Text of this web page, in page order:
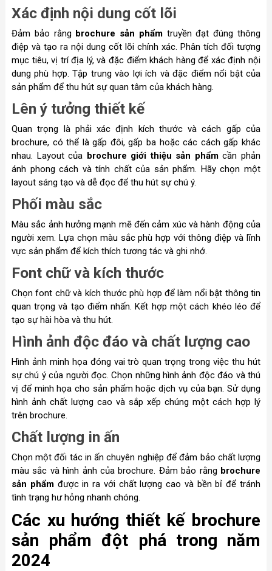
Xác định nội dung cốt lõi
Đảm bảo rằng brochure sản phẩmtruyền đạt đúng thông
điệp và tạo ra nội dung cốt lõi chính xác. Phân tích đối tượng
mục tiêu, vị trí địa lý, và đặc điểm khách hàng để xác định nội
dung phù hợp. Tập trung vào lợi ích và đặc điểm nổi bật của
sản phẩm để thu hút sự quan tâm của khách hàng.
Lên ý tưởng thiết kế
Quan trọng là phải xác định kích thước và cách gấp của
brochure, có thể là gấp đôi, gấp ba hoặc các cách gấp khác
nhau. Layout của brochure giới thiệu sản phẩmcần phản
ánh phong cách và tính chất của sản phẩm. Hãy chọn một
layout sáng tạo và dễ đọc để thu hút sự chú ý.
Phối màu sắc
Màu sắc ảnh hưởng mạnh mẽ đến cảm xúc và hành động của
người xem. Lựa chọn màu sắc phù hợp với thông điệp và lĩnh
vực sản phẩm để kích thích tương tác và ghi nhớ.
Font chữ và kích thước
Chọn font chữ và kích thước phù hợp để làm nổi bật thông tin
quan trọng và tạo điểm nhấn. Kết hợp một cách khéo léo để
tạo sự hài hòa và thu hút.
Hình ảnh độc đáo và chất lượng cao
Hình ảnh minh họa đóng vai trò quan trọng trong việc thu hút
sự chú ý của người đọc. Chọn những hình ảnh độc đáo và thú
vị để minh họa cho sản phẩm hoặc dịch vụ của bạn. Sử dụng
hình ảnh chất lượng cao và sắp xếp chúng một cách hợp lý
trên brochure.
Chất lượng in ấn
Chọn một đối tác in ấn chuyên nghiệp để đảm bảo chất lượng
màu sắc và hình ảnh của brochure. Đảm bảo rằng brochure
sản phẩmđược in ra với chất lượng cao và bền bỉ để tránh
tình trạng hư hỏng nhanh chóng.
Các xu hướng thiết kế brochure
sản phẩm đột phá trong năm
2024